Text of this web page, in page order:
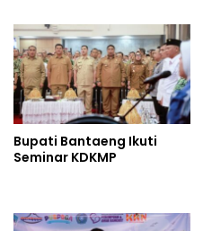
Bupati Bantaeng Ikuti
Seminar KDKMP